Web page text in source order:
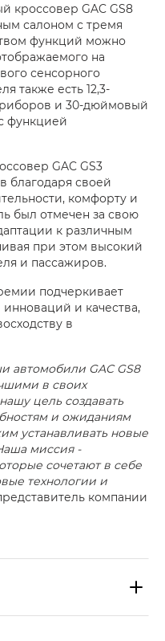
кроссовер GAC GS8
салоном с тремя
функций можно
на
сенсорного
также есть 12,3-
и 30-дюймовый
функцией
GAC GS3
благодаря своей
комфорту и
был отмечен за свою
к различным
при этом высокий
и пассажиров.
подчеркивает
и качества,
в
автомобили GAC GS8
в своих
цель создавать
и ожиданиям
устанавливать новые
миссия -
сочетают в себе
технологии и
компании